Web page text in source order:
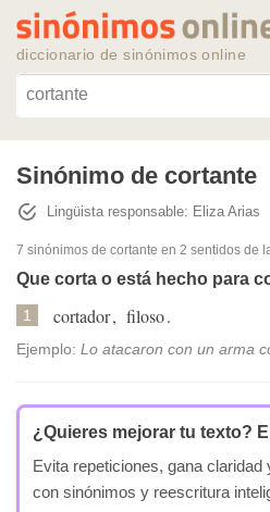
diccionario de sinónimos online
Reescribir
Sinónimos
Temas
Sinónimo de cortante
Lingüista responsable: Eliza Arias
7 sinónimos de cortante en 2 sentidos de
Que corta o está hecho para
1 cortador, filoso.
Ejemplo: Lo atacaron con un arma
¿Quieres mejorar tu texto?
Evita repeticiones, gana
con sinónimos y reescritura